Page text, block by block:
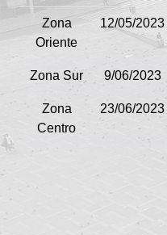
Zona
Oriente
12/05/2023
Zona Sur 9/06/2023
Zona
Centro
23/06/2023